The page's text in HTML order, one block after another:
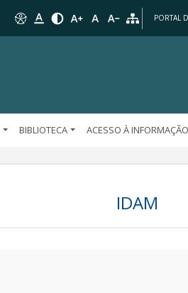
PORTAL
BIBLIOTECA ACESSO À INFORMAÇÃO
IDAM